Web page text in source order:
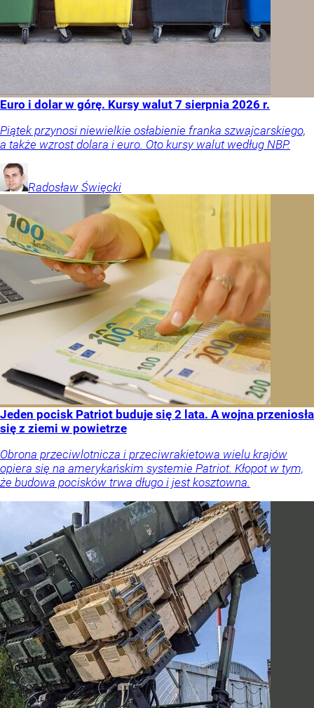
Euro i dolar w górę. Kursy walut 7 sierpnia 2026 r.
Piątek przynosi niewielkie osłabienie franka szwajcarskiego,
a także wzrost dolara i euro. Oto kursy walut według NBP.
Radosław Święcki
Jeden pocisk Patriot buduje się 2 lata. A wojna przeniosła
się z ziemi w powietrze
Obrona przeciwlotnicza i przeciwrakietowa wielu krajów
opiera się na amerykańskim systemie Patriot. Kłopot w tym,
że budowa pocisków trwa długo i jest kosztowna.